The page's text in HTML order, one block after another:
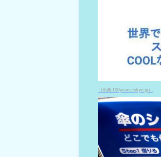
（出典 100years.tokyo.jp）